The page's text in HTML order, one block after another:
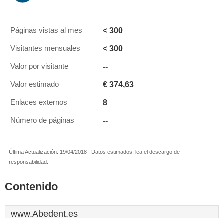
Páginas vistas al mes < 300
Visitantes mensuales < 300
Valor por visitante --
Valor estimado € 374,63
Enlaces externos 8
Número de páginas --
Última Actualización: 19/04/2018 . Datos estimados, lea el descargo de
responsabilidad.
Contenido
www.Abedent.es